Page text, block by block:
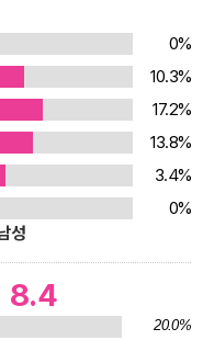
, 2004년 <내일의 기억>
와라 히로시는 대중과 가
리얼하고 따스하게 그려
의 한적한 시골마을 언덕
울창한 천 년 수령의 녹
을 인간과 함께 살아온 나
다섯 살 아이가 빨다 떨어
터가 비극적이었던 나무
단편「맹아」에서 비극의
지켜보며 천 년을 살다 최
보는 가운데 줄기와 가지
0%
10.3%
17.2%
13.8%
3.4%
0%
성
8.4
20.0%